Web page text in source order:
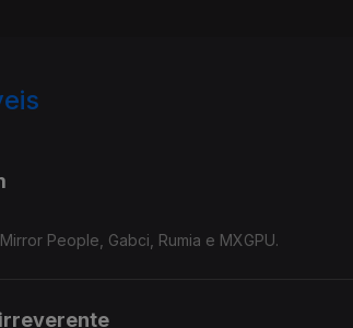
People, Gabci, Rumia e MXGPU.